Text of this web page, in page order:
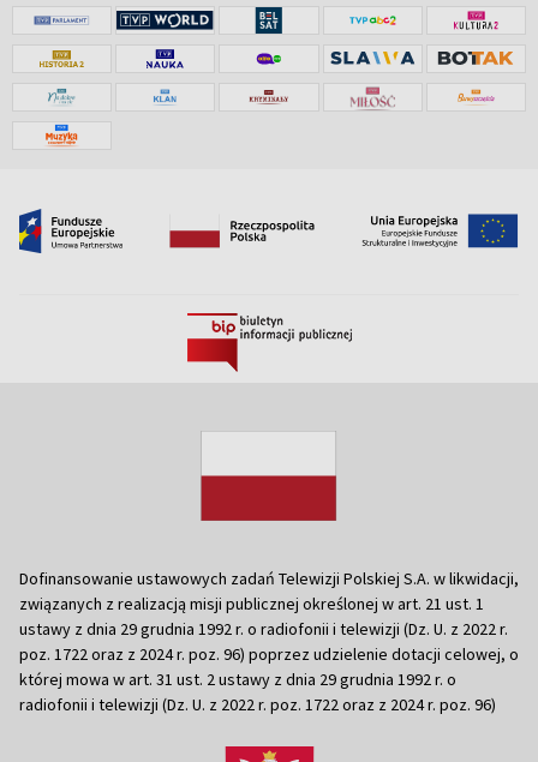
Dofinansowanie ustawowych zadań Telewizji Polskiej S.A. w likwidacji,
związanych z realizacją misji publicznej określonej w art. 21 ust. 1
ustawy z dnia 29 grudnia 1992 r. o radiofonii i telewizji (Dz. U. z 2022 r.
poz. 1722 oraz z 2024 r. poz. 96) poprzez udzielenie dotacji celowej, o
której mowa w art. 31 ust. 2 ustawy z dnia 29 grudnia 1992 r. o
radiofonii i telewizji (Dz. U. z 2022 r. poz. 1722 oraz z 2024 r. poz. 96)